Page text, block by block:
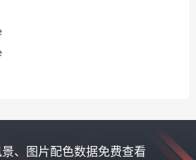
、图片配色数据免费查看